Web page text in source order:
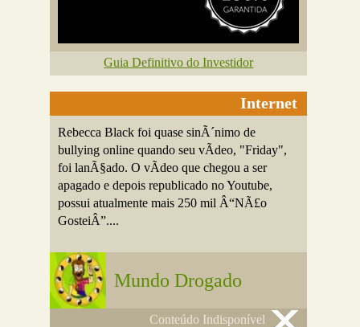
Guia Definitivo do Investidor
Internet
Rebecca Black foi quase sinÃ´nimo de
bullying online quando seu vÃ­deo, "Friday",
foi lanÃ§ado. O vÃ­deo que chegou a ser
apagado e depois republicado no Youtube,
possui atualmente mais 250 mil Â“NÃ£o
GosteiÂ”....
Mundo Drogado
Conteúdo Indisponível